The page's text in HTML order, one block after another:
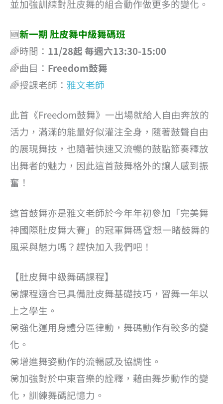
並加強訓練對肚皮舞的組合動作做更多的變化。
🆕新一期 肚皮舞中級舞碼班
🌈時間： 11/28起 每週六13:30-15:00
🌈曲目： Freedom鼓舞
🌈授課老師： 雅文老師
此首《Freedom鼓舞》一出場就給人自由奔放的
活力，滿滿的能量好似灌注全身，隨著鼓聲自由
的展現舞技，也隨著快速又流暢的鼓點節奏釋放
出舞者的魅力，因此這首鼓舞格外的讓人感到振
奮！
這首鼓舞亦是雅文老師於今年年初參加「完美舞
神國際肚皮舞大賽」的冠軍舞碼🏆想一睹鼓舞的
風采與魅力嗎？趕快加入我們吧！
【肚皮舞中級舞碼課程】
💟課程適合已具備肚皮舞基礎技巧，習舞一年以
上之學生。
💟強化運用身體分區律動，舞碼動作有較多的變
化。
💟增進舞姿動作的流暢感及協調性。
💟加強對於中東音樂的詮釋，藉由舞步動作的變
化，訓練舞碼記憶力。